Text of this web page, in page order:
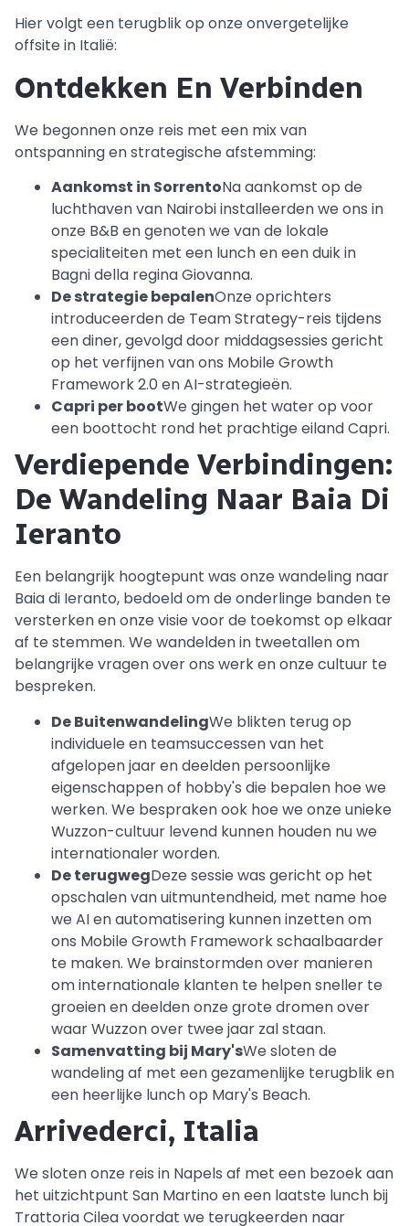
Hier volgt een terugblik op onze onvergetelijke
offsite in Italië:
Ontdekken En Verbinden
We begonnen onze reis met een mix van
ontspanning en strategische afstemming:
Aankomst in SorrentoNa aankomst op de
luchthaven van Nairobi installeerden we ons in
onze B&B en genoten we van de lokale
specialiteiten met een lunch en een duik in
Bagni della regina Giovanna.
De strategie bepalenOnze oprichters
introduceerden de Team Strategy-reis tijdens
een diner, gevolgd door middagsessies gericht
op het verfijnen van ons Mobile Growth
Framework 2.0 en AI-strategieën.
Capri per bootWe gingen het water op voor
een boottocht rond het prachtige eiland Capri.
Verdiepende Verbindingen:
De Wandeling Naar Baia Di
Ieranto
Een belangrijk hoogtepunt was onze wandeling naar
Baia di Ieranto, bedoeld om de onderlinge banden te
versterken en onze visie voor de toekomst op elkaar
af te stemmen. We wandelden in tweetallen om
belangrijke vragen over ons werk en onze cultuur te
bespreken.
De BuitenwandelingWe blikten terug op
individuele en teamsuccessen van het
afgelopen jaar en deelden persoonlijke
eigenschappen of hobby's die bepalen hoe we
werken. We bespraken ook hoe we onze unieke
Wuzzon-cultuur levend kunnen houden nu we
internationaler worden.
De terugwegDeze sessie was gericht op het
opschalen van uitmuntendheid, met name hoe
we AI en automatisering kunnen inzetten om
ons Mobile Growth Framework schaalbaarder
te maken. We brainstormden over manieren
om internationale klanten te helpen sneller te
groeien en deelden onze grote dromen over
waar Wuzzon over twee jaar zal staan.
Samenvatting bij Mary'sWe sloten de
wandeling af met een gezamenlijke terugblik en
een heerlijke lunch op Mary's Beach.
Arrivederci, Italia
We sloten onze reis in Napels af met een bezoek aan
het uitzichtpunt San Martino en een laatste lunch bij
Trattoria Cilea voordat we terugkeerden naar